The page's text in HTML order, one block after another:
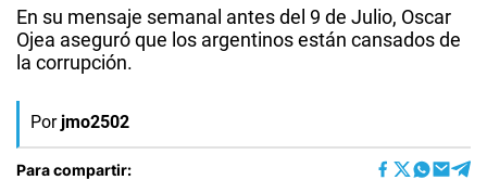
En su mensaje semanal antes del 9 de Julio, Oscar
Ojea aseguró que los argentinos están cansados de
la corrupción.
Por jmo2502
Para compartir: